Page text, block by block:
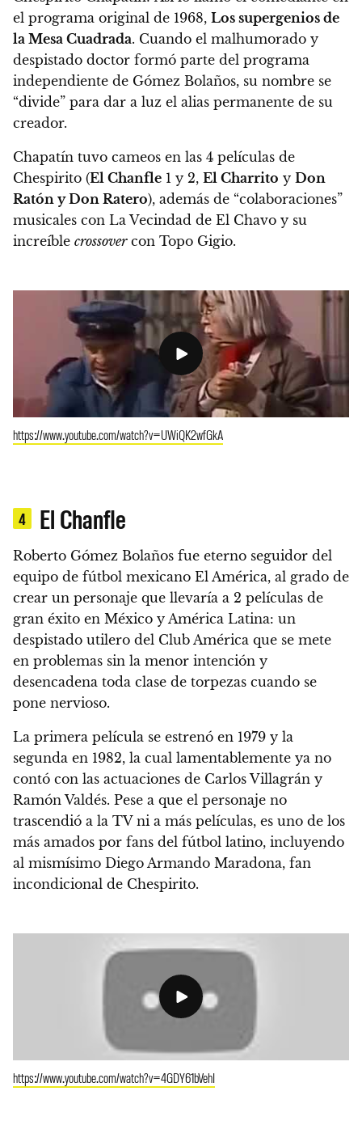
el programa original de 1968, Los supergenios de
la Mesa Cuadrada. Cuando el malhumorado y
despistado doctor formó parte del programa
independiente de Gómez Bolaños, su nombre se
“divide” para dar a luz el alias permanente de su
creador.
Chapatín tuvo cameos en las 4 películas de
Chespirito (El Chanfle 1 y 2, El Charrito y Don
Ratón y Don Ratero), además de “colaboraciones”
musicales con La Vecindad de El Chavo y su
increíble crossovercon Topo Gigio.
https://www.youtube.com/watch?v=UWiQK2wfGkA
4 El Chanfle
Roberto Gómez Bolaños fue eterno seguidor del
equipo de fútbol mexicano El América, al grado de
crear un personaje que llevaría a 2 películas de
gran éxito en México y América Latina: un
despistado utilero del Club América que se mete
en problemas sin la menor intención y
desencadena toda clase de torpezas cuando se
pone nervioso.
La primera película se estrenó en 1979 y la
segunda en 1982, la cual lamentablemente ya no
contó con las actuaciones de Carlos Villagrán y
Ramón Valdés. Pese a que el personaje no
trascendió a la TV ni a más películas, es uno de los
más amados por fans del fútbol latino, incluyendo
al mismísimo Diego Armando Maradona, fan
incondicional de Chespirito.
https://www.youtube.com/watch?v=4GDY61bVehI